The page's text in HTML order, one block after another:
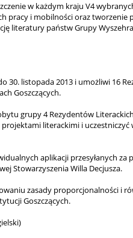
w każdym kraju V4
pracy i mobilności oraz tworzenie
literatury państw Grupy
30. listopada 2013 i umożliwi 16
Goszczących.
grupy 4 Rezydentów
literackimi i uczestniczyć
aplikacji przesyłanych za
Stowarzyszenia Willa Decjusza.
zasady proporcjonalności i
Goszczących.